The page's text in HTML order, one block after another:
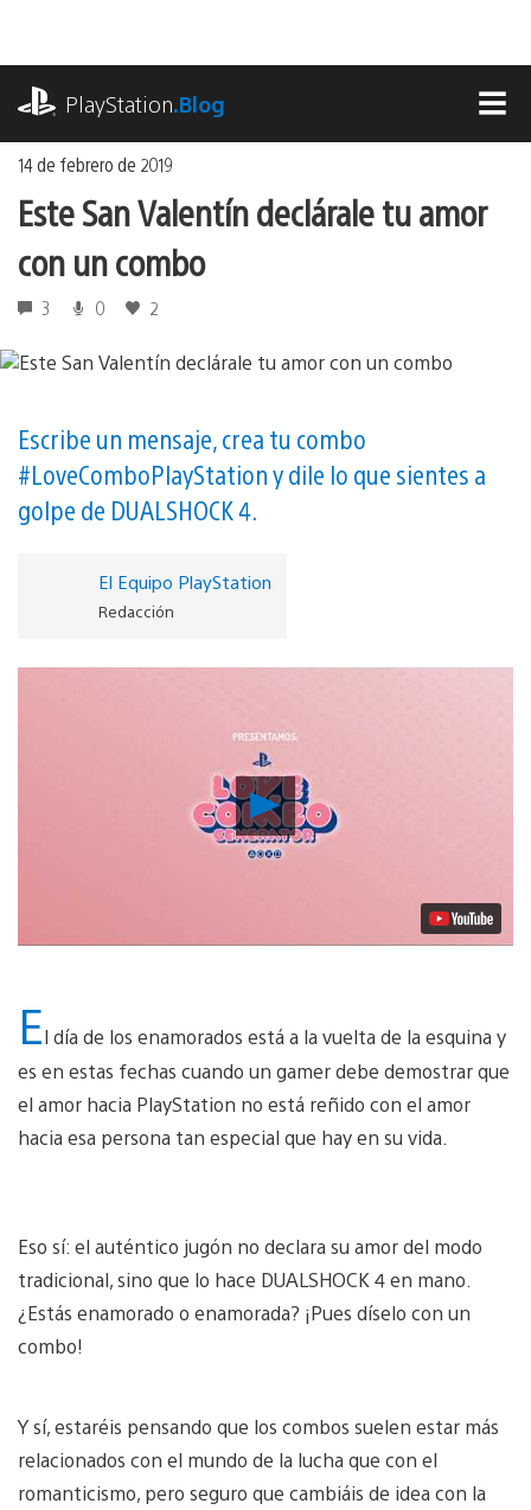
contenido
PlayStation.Blog
14 de febrero de 2019
Este San Valentín declárale tu amor
con un combo
3 0 2
Escribe un mensaje, crea tu combo
#LoveComboPlayStation y dile lo que sientes a
golpe de DUALSHOCK 4.
El Equipo PlayStation
Redacción
Reproducir
vídeo
El día de los enamorados está a la vuelta de la esquina y
es en estas fechas cuando un gamer debe demostrar que
el amor hacia PlayStation no está reñido con el amor
hacia esa persona tan especial que hay en su vida.
Eso sí: el auténtico jugón no declara su amor del modo
tradicional, sino que lo hace DUALSHOCK 4 en mano.
¿Estás enamorado o enamorada? ¡Pues díselo con un
combo!
Y sí, estaréis pensando que los combos suelen estar más
relacionados con el mundo de la lucha que con el
romanticismo, pero seguro que cambiáis de idea con la